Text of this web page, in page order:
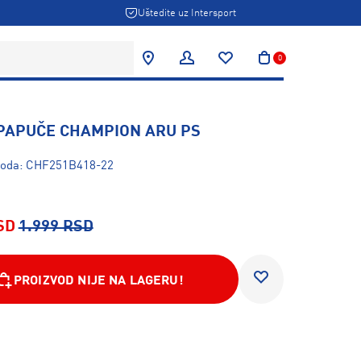
Uštedite uz Intersport
0
CHAMPION ARU PS
CHF251B418-22
1.999 RSD
PROIZVOD NIJE NA LAGERU!